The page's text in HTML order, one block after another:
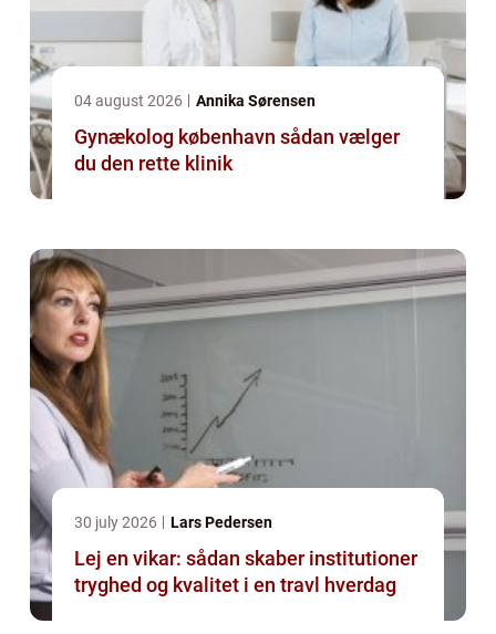
04 august 2026 Annika Sørensen
Gynækolog københavn sådan vælger
du den rette klinik
30 july 2026 Lars Pedersen
Lej en vikar: sådan skaber institutioner
tryghed og kvalitet i en travl hverdag